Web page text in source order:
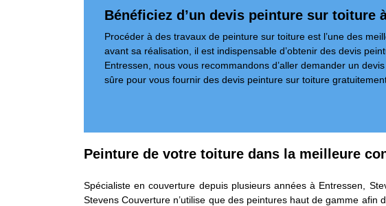
Bénéficiez d’un devis peinture sur toiture
Procéder à des travaux de peinture sur toiture est l’une des
avant sa réalisation, il est indispensable d’obtenir des devis
Entressen, nous vous recommandons d’aller demander un
sûre pour vous fournir des devis peinture sur toiture
Peinture de votre toiture dans la meilleure
Spécialiste en couverture depuis plusieurs années à Entressen,
Stevens Couverture n’utilise que des peintures haut de gamme